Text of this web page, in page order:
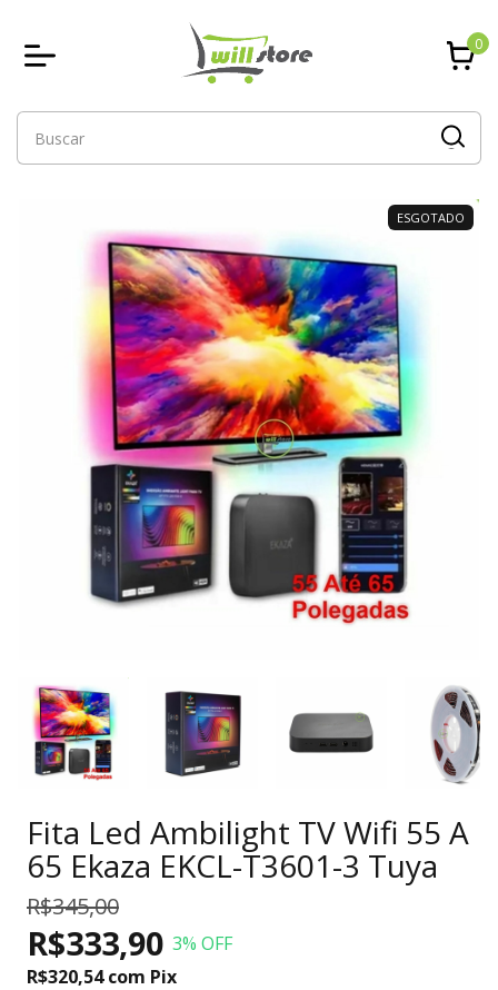
0
ESGOTADO
Fita Led Ambilight TV Wifi 55 A
65 Ekaza EKCL-T3601-3 Tuya
R$345,00
R$333,90 3% OFF
R$320,54com Pix